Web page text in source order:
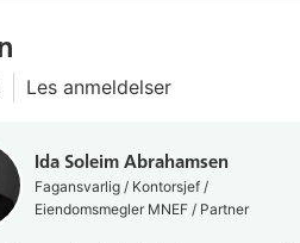
Les anmeldelser
Ida Soleim Abrahamsen
Fagansvarlig / Kontorsjef /
Eiendomsmegler MNEF / Partner